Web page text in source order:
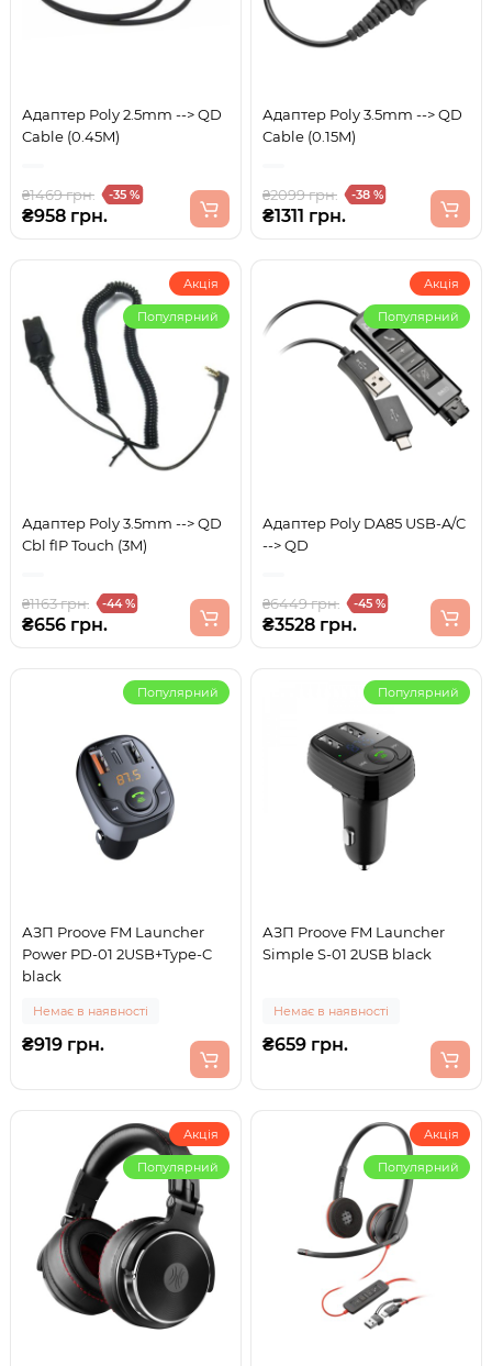
Адаптер Poly 2.5mm --> QD
Cable (0.45M)
₴1469 грн. -35 %
₴958 грн.
Адаптер Poly 3.5mm --> QD
Cable (0.15M)
₴2099 грн. -38 %
₴1311 грн.
Акція
Популярний
Адаптер Poly 3.5mm --> QD
Cbl fIP Touch (3M)
₴1163 грн. -44 %
₴656 грн.
Акція
Популярний
Адаптер Poly DA85 USB-A/C
--> QD
₴6449 грн. -45 %
₴3528 грн.
Популярний
АЗП Proove FM Launcher
Power PD-01 2USB+Type-C
black
Немає в наявності
₴919 грн.
Популярний
АЗП Proove FM Launcher
Simple S-01 2USB black
Немає в наявності
₴659 грн.
Акція
Популярний
Акція
Популярний